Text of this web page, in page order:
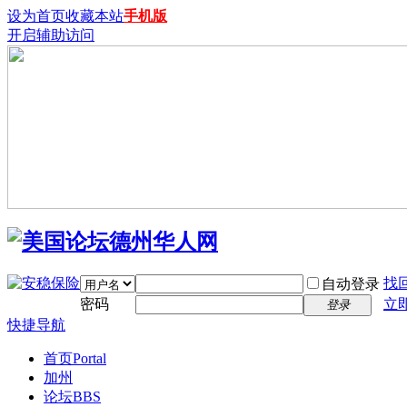
设为首页收藏本站手机版
开启辅助访问
自动登录 找
密码
登录
立
快捷导航
首页Portal
加州
论坛BBS